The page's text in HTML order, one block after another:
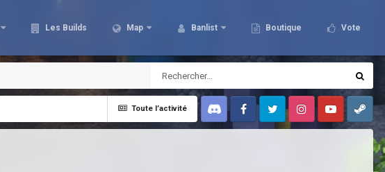
Les Builds Map Banlist Boutique Vote
Toute l’activité
Discord FacebookTwitter InstagramYoutubeSteam